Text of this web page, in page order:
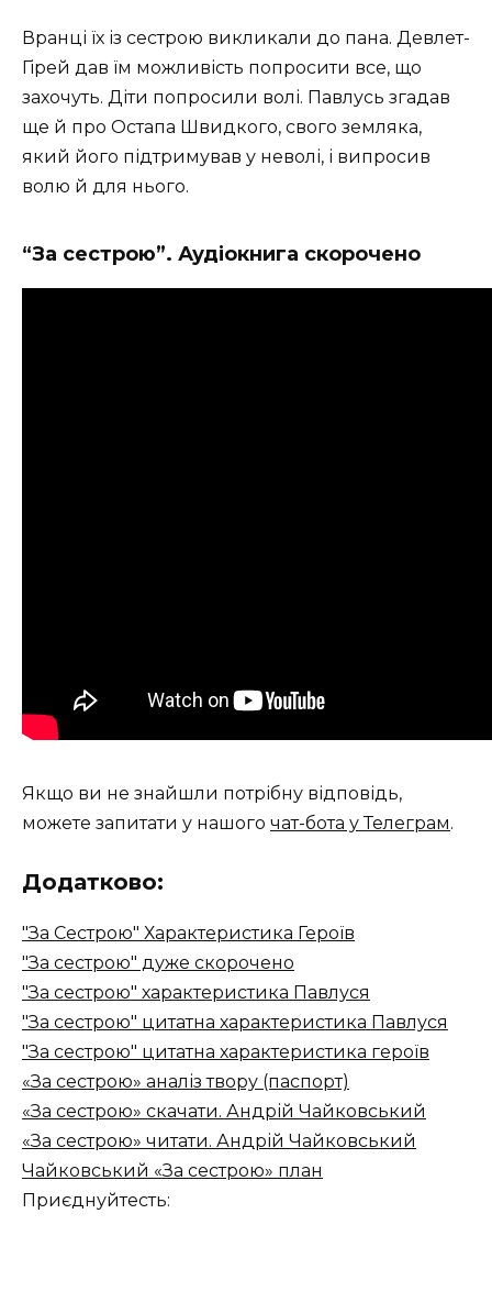
Вранці їх із сестрою викликали до пана. Девлет-
Гірей дав їм можливість попросити все, що
захочуть. Діти попросили волі. Павлусь згадав
ще й про Остапа Швидкого, свого земляка,
який його підтримував у неволі, і випросив
волю й для нього.
“За сестрою”. Аудіокнига скорочено
Якщо ви не знайшли потрібну відповідь,
можете запитати у нашого чат-бота у Телеграм.
Додатково:
"За Сестрою" Характеристика Героїв
"За сестрою" дуже скорочено
"За сестрою" характеристика Павлуся
"За сестрою" цитатна характеристика Павлуся
"За сестрою" цитатна характеристика героїв
«За сестрою» аналіз твору (паспорт)
«За сестрою» скачати. Андрій Чайковський
«За сестрою» читати. Андрій Чайковський
Чайковський «За сестрою» план
Приєднуйтесть: